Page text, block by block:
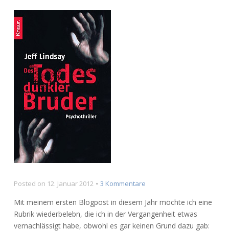
Posted on 12. Januar 2012 3 Kommentarezu
Des
Todes
dunkler
Mit meinem ersten Blogpost in diesem Jahr möchte ich eine
Rubrik wiederbelebn, die ich in der Vergangenheit etwas
vernachlässigt habe, obwohl es gar keinen Grund dazu gab: